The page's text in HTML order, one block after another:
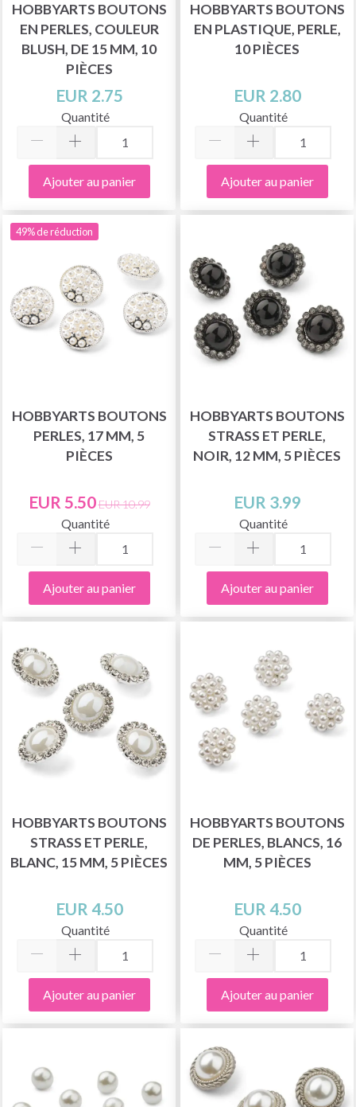
HOBBYARTS BOUTONS
EN PERLES, COULEUR
BLUSH, DE 15 MM, 10
PIÈCES
EUR 2.75
Quantité
Ajouter au panier
HOBBYARTS BOUTONS
EN PLASTIQUE, PERLE,
10 PIÈCES
EUR 2.80
Quantité
Ajouter au panier
49% de réduction
HOBBYARTS BOUTONS
PERLES, 17 MM, 5
PIÈCES
EUR 5.50EUR 10.99
Quantité
Ajouter au panier
HOBBYARTS BOUTONS
STRASS ET PERLE,
NOIR, 12 MM, 5 PIÈCES
EUR 3.99
Quantité
Ajouter au panier
HOBBYARTS BOUTONS
STRASS ET PERLE,
BLANC, 15 MM, 5 PIÈCES
EUR 4.50
Quantité
Ajouter au panier
HOBBYARTS BOUTONS
DE PERLES, BLANCS, 16
MM, 5 PIÈCES
EUR 4.50
Quantité
Ajouter au panier